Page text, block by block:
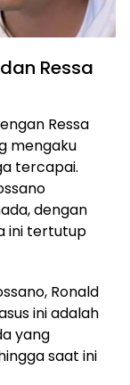
Ressa
Ressa
mengaku
tercapai.
dengan
ini tertutup
Ronald
ini adalah
yang
saat ini